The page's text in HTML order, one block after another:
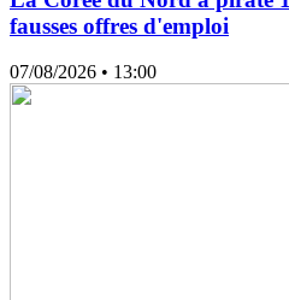
fausses offres d'emploi
07/08/2026 • 13:00